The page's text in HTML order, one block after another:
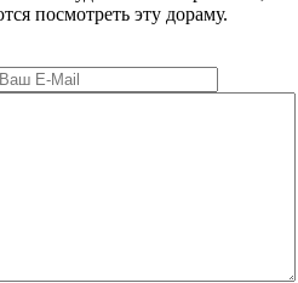
посмотреть эту дораму.